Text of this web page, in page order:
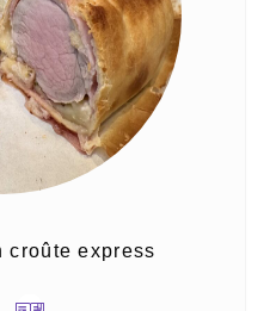
croûte express